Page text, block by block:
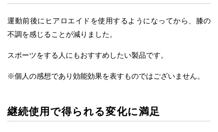
運動前後にヒアロエイドを使用するようになってから、膝の
不調を感じることが減りました。
スポーツをする人にもおすすめしたい製品です。
※個人の感想であり効能効果を表すものではございません。
継続使用で得られる変化に満足